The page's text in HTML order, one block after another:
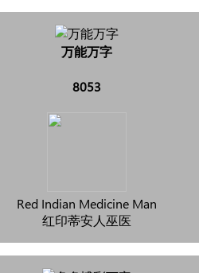
万能万字
8053
Red Indian Medicine Man
红印蒂安人巫医